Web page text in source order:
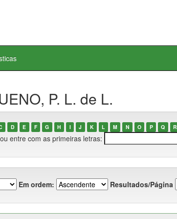
P. L. de L.
D E F G H I J K L M N O P Q R
ou entre com as primeiras letras:
Em ordem: Resultados/Página